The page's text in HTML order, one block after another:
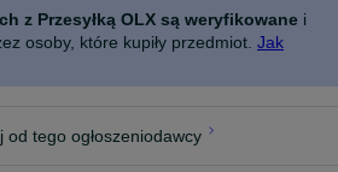
z Przesyłką OLX są weryfikowane i
osoby, które kupiły przedmiot. Jak
od tego ogłoszeniodawcy